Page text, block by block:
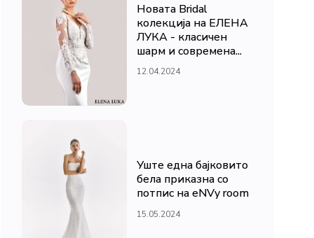
Новата Bridal
колекција на ЕЛЕНА
ЛУКА - класичен
шарм и современа...
12.04.2024
Уште една бајковито
бела приказна со
потпис на eNVy room
15.05.2024